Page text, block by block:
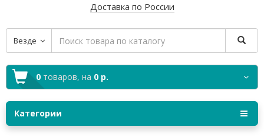
Доставка по России
Везде
0 товаров, на 0 р.
Категории